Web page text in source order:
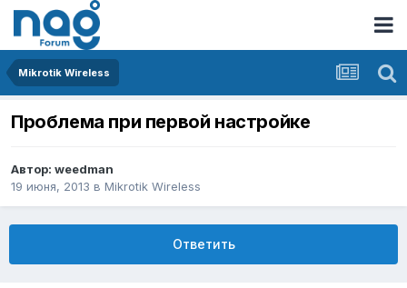
Mikrotik Wireless
Проблема при первой настройке
Автор: weedman
19 июня, 2013 в Mikrotik Wireless
Ответить